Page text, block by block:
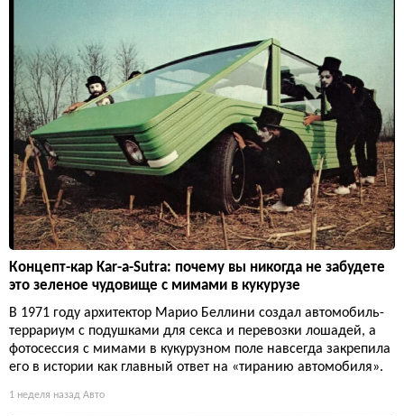
Концепт-кар Kar-a-Sutra: почему вы никогда не забудете
это зеленое чудовище с мимами в кукурузе
В 1971 году архитектор Марио Беллини создал автомобиль-
террариум с подушками для секса и перевозки лошадей, а
фотосессия с мимами в кукурузном поле навсегда закрепила
его в истории как главный ответ на «тиранию автомобиля».
1 неделя назад Авто